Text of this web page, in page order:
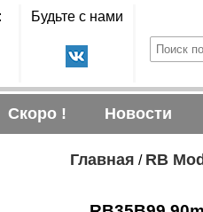
Будьте с нами
Скоро ! Новости
Главная / RB